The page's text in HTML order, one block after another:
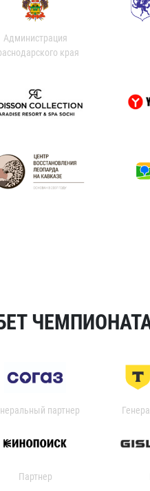
Администрация
края
партнер
Партнер